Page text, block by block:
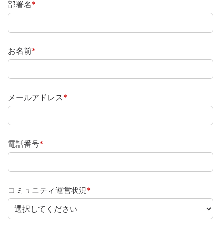
部署名*
お名前*
メールアドレス*
電話番号*
コミュニティ運営状況*